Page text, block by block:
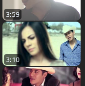
3:59
3:10